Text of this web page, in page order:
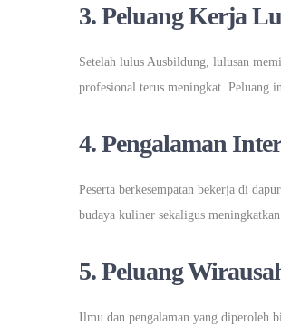
3. Peluang Kerja
Setelah lulus Ausbildung, lulusan
profesional terus meningkat. Peluang
4. Pengalaman
Peserta berkesempatan bekerja di
budaya kuliner sekaligus
5. Peluang
Ilmu dan pengalaman yang diperoleh